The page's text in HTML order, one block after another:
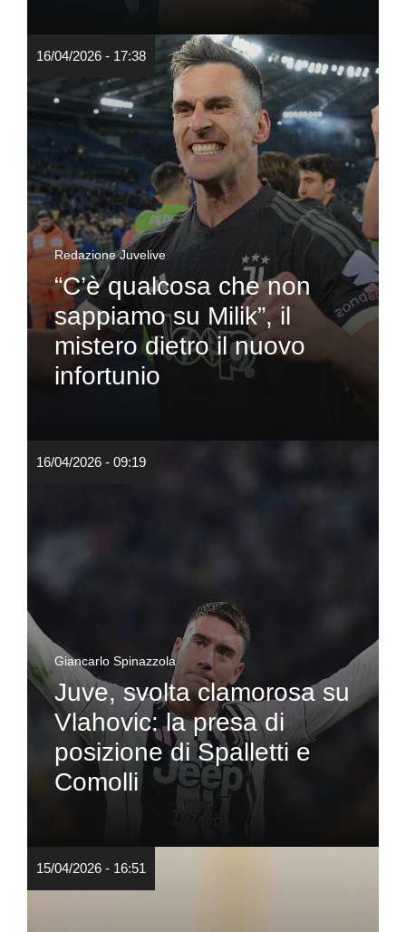
16/04/2026 - 17:38
Redazione Juvelive
“C’è qualcosa che non
sappiamo su Milik”, il
mistero dietro il nuovo
infortunio
16/04/2026 - 09:19
Giancarlo Spinazzola
Juve, svolta clamorosa su
Vlahovic: la presa di
posizione di Spalletti e
Comolli
15/04/2026 - 16:51